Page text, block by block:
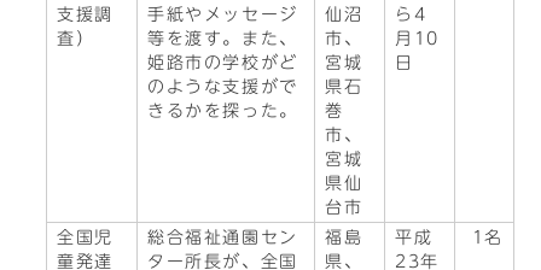
支援調
査）
手紙やメッセージ
等を渡す。また、
姫路市の学校がど
のような支援がで
きるかを探った。
仙沼
市、
宮城
県石
巻
市、
宮城
県仙
台市
ら4
月10
日
全国児
童発達
総合福祉通園セン
ター所長が、全国
福島
県、
平成
23年
1名